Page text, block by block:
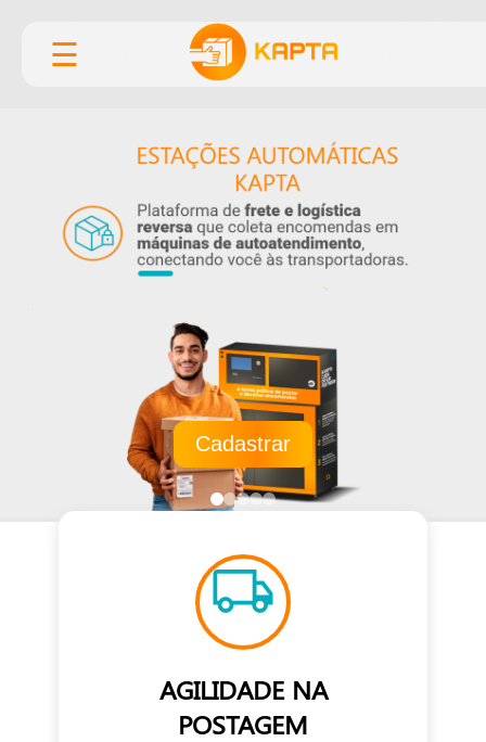
☰
Cadastrar
AGILIDADE NA
POSTAGEM